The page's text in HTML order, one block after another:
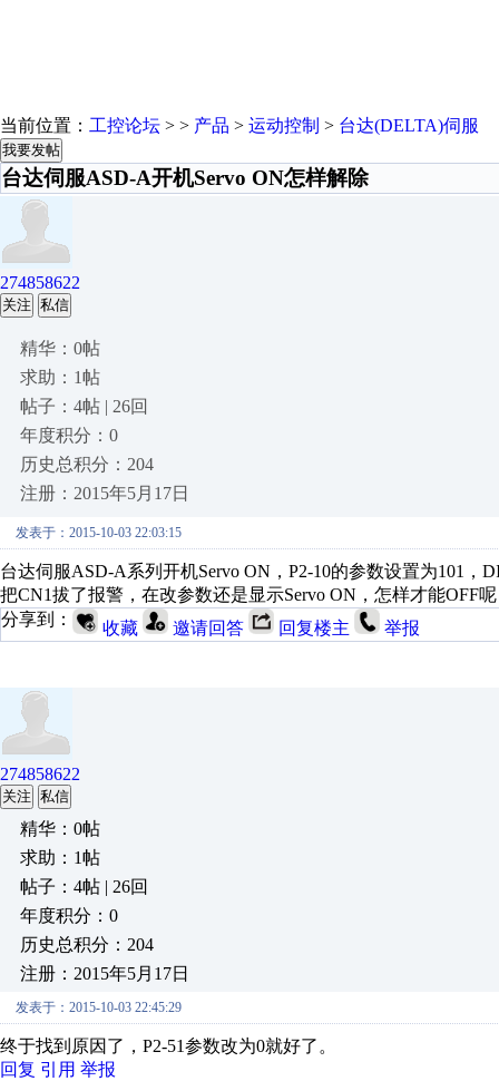
当前位置： 工控论坛 > > 产品 > 运动控制 > 台达(DELTA)伺服
我要发帖
台达伺服ASD-A开机Servo ON怎样解除
274858622
关注 私信
精华：0帖
求助：1帖
帖子：4帖 | 26回
年度积分：0
历史总积分：204
注册：2015年5月17日
发表于：2015-10-03 22:03:15
台达伺服ASD-A系列开机Servo ON，P2-10的参数设置为101
把CN1拔了报警，在改参数还是显示Servo ON，怎样才能OFF
分享到：
收藏 邀请回答 回复楼主 举报
274858622
关注 私信
精华：0帖
求助：1帖
帖子：4帖 | 26回
年度积分：0
历史总积分：204
注册：2015年5月17日
发表于：2015-10-03 22:45:29
终于找到原因了，P2-51参数改为0就好了。
回复 引用 举报